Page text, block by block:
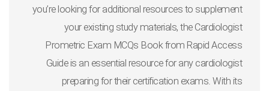
you’re looking for additional resources to supplement
your existing study materials, the Cardiologist
Prometric Exam MCQs Book from Rapid Access
Guide is an essential resource for any cardiologist
preparing for their certification exams. With its